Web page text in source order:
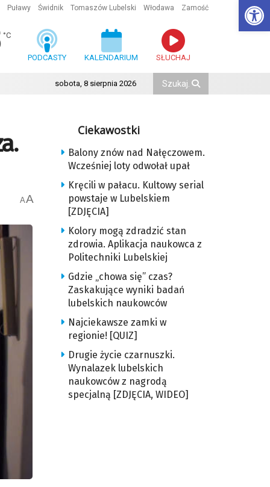
Puławy Świdnik Tomaszów Lubelski Włodawa Zamość
°C
PODCASTY KALENDARIUM SŁUCHAJ
sobota, 8 sierpnia 2026
AA
Ciekawostki
Balony znów nad Nałęczowem.
Wcześniej loty odwołał upał
Kręcili w pałacu. Kultowy serial
powstaje w Lubelskiem
[ZDJĘCIA]
Kolory mogą zdradzić stan
zdrowia. Aplikacja naukowca z
Politechniki Lubelskiej
Gdzie „chowa się” czas?
Zaskakujące wyniki badań
lubelskich naukowców
Najciekawsze zamki w
regionie! [QUIZ]
Drugie życie czarnuszki.
Wynalazek lubelskich
naukowców z nagrodą
specjalną [ZDJĘCIA, WIDEO]